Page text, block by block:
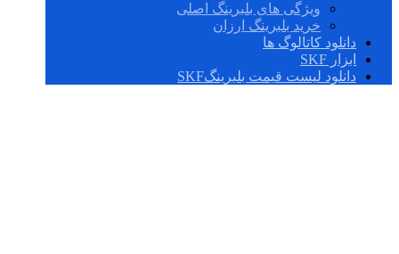
ویژگی های بلبرینگ اصلی
خرید بلبرینگ ارزان
دانلود کاتالوگ ها
ابزار SKF
دانلود لیست قیمت بلبرینگSKF